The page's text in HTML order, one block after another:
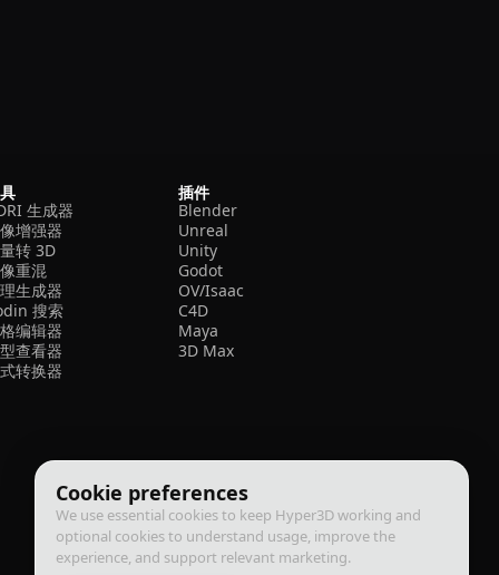
Cookie preferences
We use essential cookies to keep Hyper3D working and
optional cookies to understand usage, improve the
experience, and support relevant marketing.
生成器
增强器
转 3D
重混
生成器
搜索
编辑器
查看器
转换器
插件
Blender
Unreal
Unity
Godot
OV/Isaac
C4D
Maya
3D Max